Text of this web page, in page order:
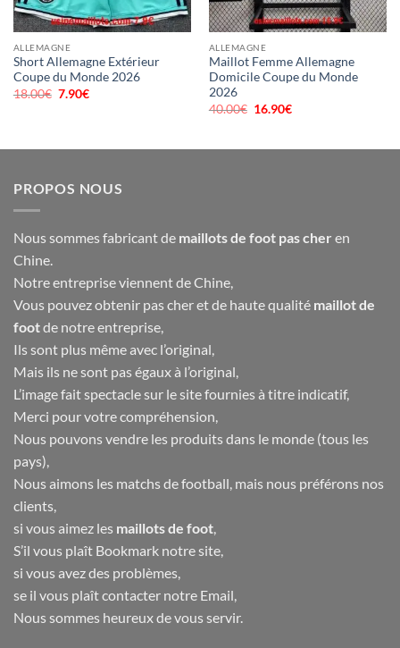
ALLEMAGNE
Short Allemagne Extérieur
Coupe du Monde 2026
18.00€ Le
7.90€Le
ALLEMAGNE
Maillot Femme Allemagne
Domicile Coupe du Monde
2026
40.00€ Le
16.90€Le
PROPOS NOUS
Nous sommes fabricant de maillots de foot pas cher en
Chine.
Notre entreprise viennent de Chine,
Vous pouvez obtenir pas cher et de haute qualité maillot de
footde notre entreprise,
Ils sont plus même avec l’original,
Mais ils ne sont pas égaux à l’original,
L’image fait spectacle sur le site fournies à titre indicatif,
Merci pour votre compréhension,
Nous pouvons vendre les produits dans le monde (tous les
pays),
Nous aimons les matchs de football, mais nous préférons nos
clients,
si vous aimez les maillots de foot,
S’il vous plaît Bookmark notre site,
si vous avez des problèmes,
se il vous plaît contacter notre Email,
Nous sommes heureux de vous servir.